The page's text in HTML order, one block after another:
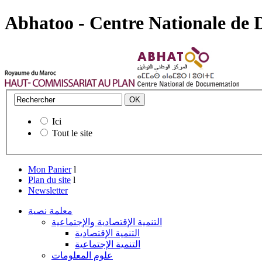
Abhatoo - Centre Nationale de
Ici
Tout le site
Mon Panier l
Plan du site l
Newsletter
معلمة نصية
التنمية الإقتصادية والإجتماعية
التنمية الإقتصادية
التنمية الإجتماعية
علوم المعلومات